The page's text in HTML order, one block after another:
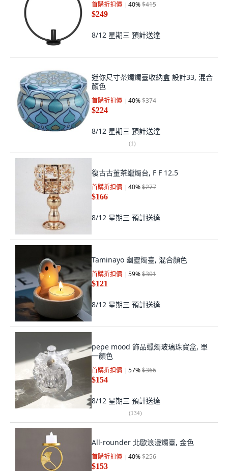
首購折扣價 40%$415
$249
8/12 星期三 預計送達
迷你尺寸茶燭燭臺收納盒 設計33, 混合
顏色
首購折扣價 40%$374
$224
8/12 星期三 預計送達
(1)
復古古董茶蠟燭台, F F 12.5
首購折扣價 40%$277
$166
8/12 星期三 預計送達
Taminayo 幽靈燭臺, 混合顏色
首購折扣價 59%$301
$121
8/12 星期三 預計送達
pepe mood 飾品蠟燭玻璃珠寶盒, 單
一顏色
首購折扣價 57%$366
$154
8/12 星期三 預計送達
(134)
All-rounder 北歐浪漫燭臺, 金色
首購折扣價 40%$256
$153